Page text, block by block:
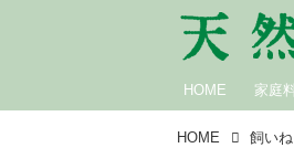
HOME 家庭
HOME